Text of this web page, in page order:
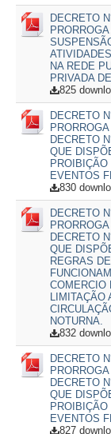
DECRETO
PRORROGA
NA REDE
PRIVADA
825
DECRETO
DECRETO
QUE
PROIBIÇÃO
EVENTOS
830
DECRETO
DECRETO
QUE
REGRAS DE
COMERCIO
LIMITAÇÃO
NOTURNA.
832
DECRETO
DECRETO
QUE
PROIBIÇÃO
EVENTOS
827